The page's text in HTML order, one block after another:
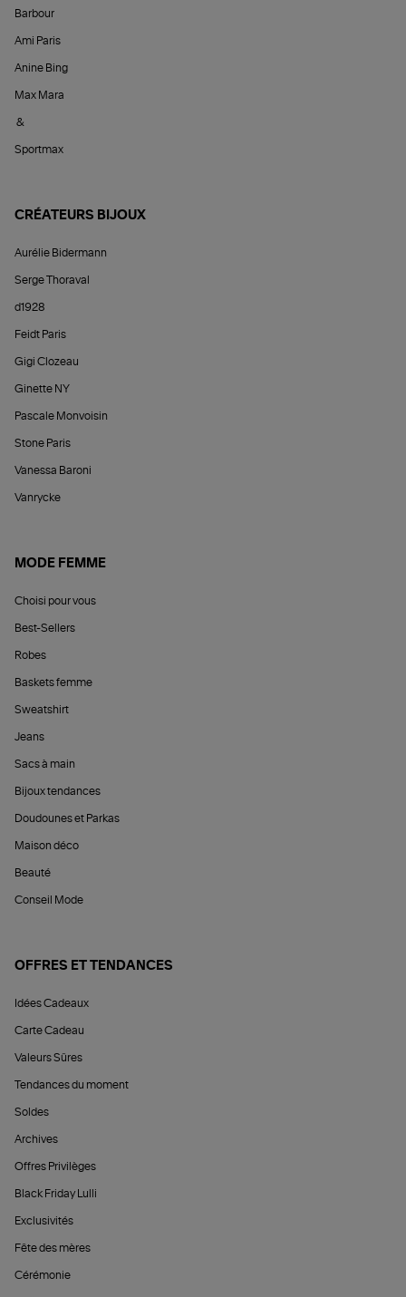
Barbour
Ami Paris
Anine Bing
Max Mara
&
Sportmax
CRÉATEURS BIJOUX
Aurélie Bidermann
Serge Thoraval
d1928
Feidt Paris
Gigi Clozeau
Ginette NY
Pascale Monvoisin
Stone Paris
Vanessa Baroni
Vanrycke
MODE FEMME
Choisi pour vous
Best-Sellers
Robes
Baskets femme
Sweatshirt
Jeans
Sacs à main
Bijoux tendances
Doudounes et Parkas
Maison déco
Beauté
Conseil Mode
OFFRES ET TENDANCES
Idées Cadeaux
Carte Cadeau
Valeurs Sûres
Tendances du moment
Soldes
Archives
Offres Privilèges
Black Friday Lulli
Exclusivités
Fête des mères
Cérémonie